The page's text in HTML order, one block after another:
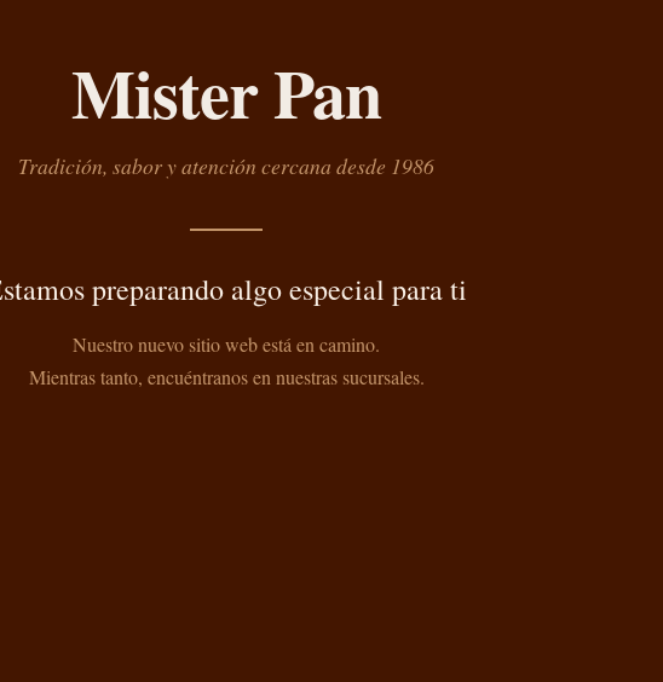
Mister Pan
Tradición, sabor y atención cercana desde 1986
preparando algo especial para ti
Nuestro nuevo sitio web está en camino.
Mientras tanto, encuéntranos en nuestras sucursales.